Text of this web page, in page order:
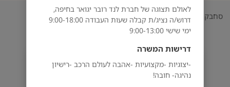
לאולם תצוגה של חברת לנד רובר יגואר בחיפה,
דרוש/ה נציג/ת קבלה שעות העבודה 9:00-18:00
ימי שישי 9:00-13:00
דרישות המשרה
-יצוגיות -מקצועיות -אהבה לעולם הרכב -רישיון
נהיגה- חובה!
סחבק תחום מפרסם אנונימי דרוש/ה נציג/ת קבלה
מפרסם אנונימי